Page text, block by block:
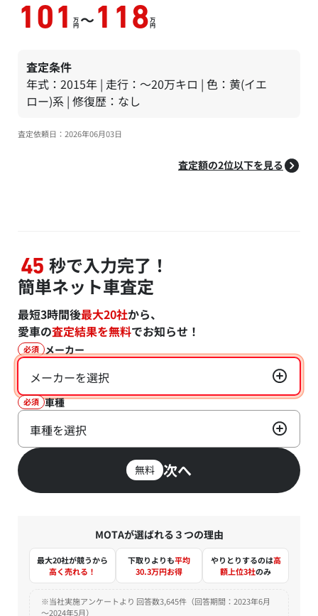
101 万
円 ～ 118万
円
査定条件
年式：2015年 | 走行：～20万キロ | 色：黄(イエ
ロー)系 | 修復歴：なし
査定依頼日：2026年06月03日
査定額の2位以下を見る
45 秒で入力完了！
簡単ネット車査定
最短3時間後最大20社から、
愛車の査定結果を無料でお知らせ！
必須 メーカー
メーカーを選択
必須 車種
車種を選択
無料 次へ
MOTAが選ばれる３つの理由
最大20社が競うから
高く売れる！
下取りよりも平均
30.3万円お得
やりとりするのは高
額上位3社のみ
※当社実施アンケートより 回答数3,645件（回答期間：2023年6月
～2024年5月）